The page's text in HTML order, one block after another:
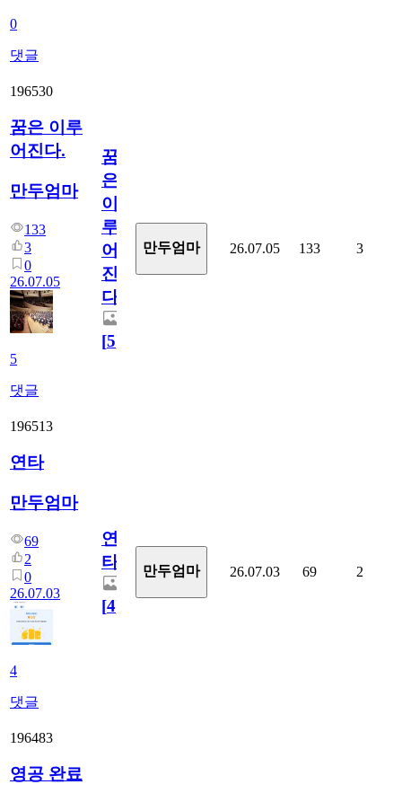
0
댓글
196530
꿈은 이루
어진다.
만두엄마
133
3
0
26.07.05
5
댓글
꿈
은
이
루
어
진
다.
[5]
만두엄마 26.07.05 133 3
196513
연타
만두엄마
69
2
0
26.07.03
4
댓글
연
타
[4]
만두엄마 26.07.03 69 2
196483
영공 완료